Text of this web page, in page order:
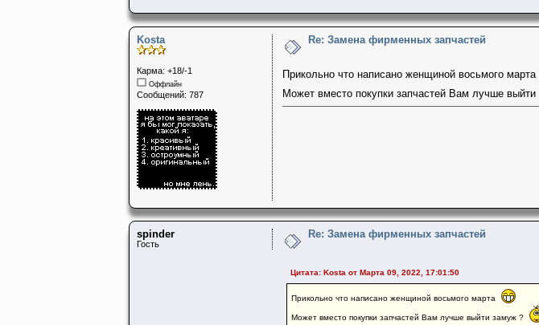
Kosta
Карма: +18/-1
Оффлайн
Сообщений: 787
Re: Замена фирменных запчастей
Прикольно что написано женщиной восьмого марта
Может вместо покупки запчастей Вам лучше
spinder
Гость
Re: Замена фирменных запчастей
Цитата: Kosta от Марта 09, 2022, 17:01:50
Прикольно что написано женщиной восьмого марта
Может вместо покупки запчастей Вам лучше выйти замуж ?